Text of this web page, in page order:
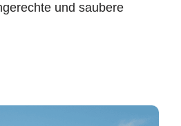
und saubere